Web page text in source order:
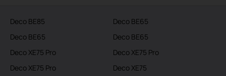
Deco BE85
Deco BE65
Deco BE65
Deco BE65
Deco XE75 Pro
Deco XE75 Pro
Deco XE75 Pro
Deco XE75